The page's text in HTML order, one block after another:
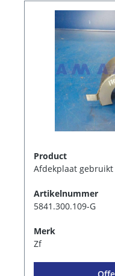
Product
Afdekplaat gebruikt
Artikelnummer
5841.300.109-G
Merk
Zf